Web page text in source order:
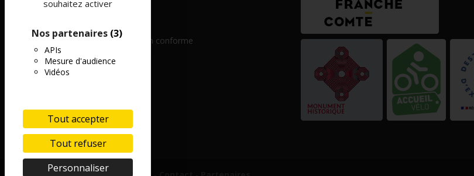
souhaitez activer
Nos partenaires (3)
APIs
Mesure d'audience
Vidéos
Tout accepter
Tout refuser
Personnaliser
Contact
Accessibilité : non conforme